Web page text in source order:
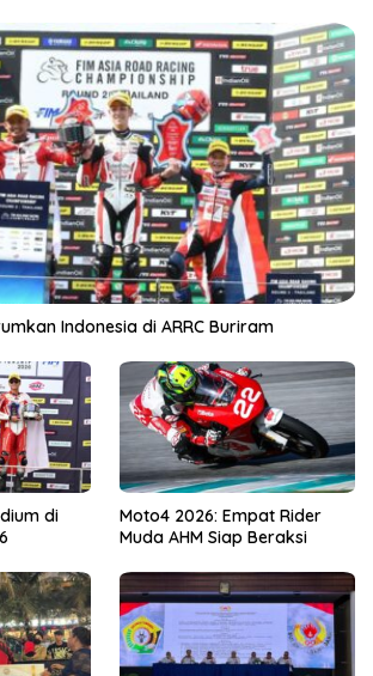
Indonesia di ARRC Buriram
di
Moto4 2026: Empat Rider
Muda AHM Siap Beraksi